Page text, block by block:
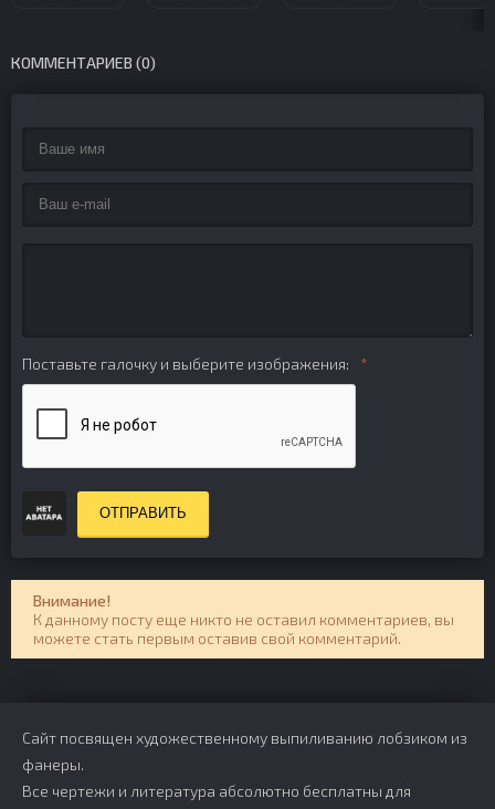
КОММЕНТАРИЕВ (0)
Поставьте галочку и выберите изображения:
ОТПРАВИТЬ
Внимание!
К данному посту еще никто не оставил комментариев, вы
можете стать первым оставив свой комментарий.
Сайт посвящен художественному выпиливанию лобзиком из
фанеры.
Все чертежи и литература абсолютно бесплатны для